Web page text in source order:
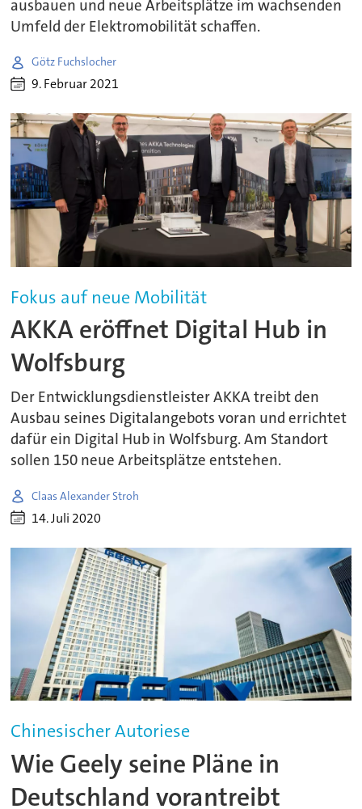
ausbauen und neue Arbeitsplätze im wachsenden
Umfeld der Elektromobilität schaffen.
Götz Fuchslocher
9. Februar 2021
Fokus auf neue Mobilität
AKKA eröffnet Digital Hub in
Wolfsburg
Der Entwicklungsdienstleister AKKA treibt den
Ausbau seines Digitalangebots voran und errichtet
dafür ein Digital Hub in Wolfsburg. Am Standort
sollen 150 neue Arbeitsplätze entstehen.
Claas Alexander Stroh
14. Juli 2020
Chinesischer Autoriese
Wie Geely seine Pläne in
Deutschland vorantreibt